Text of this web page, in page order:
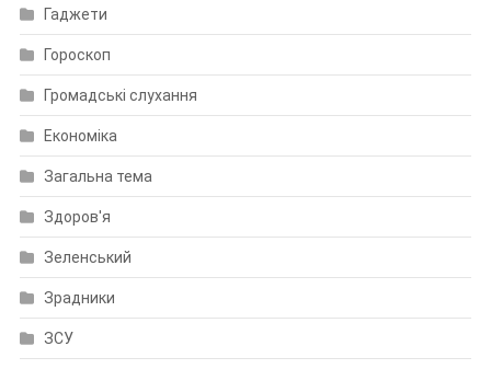
Гаджети
Гороскоп
Громадські слухання
Економіка
Загальна тема
Здоров'я
Зеленський
Зрадники
ЗСУ